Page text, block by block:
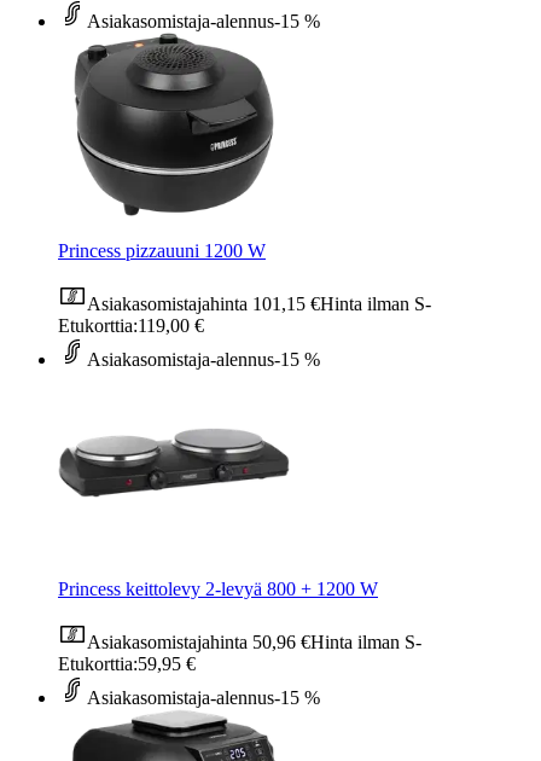
Asiakasomistaja-alennus-15 %
Princess pizzauuni 1200 W
Asiakasomistajahinta 101,15 €Hinta ilman S-
Etukorttia:119,00 €
Asiakasomistaja-alennus-15 %
Princess keittolevy 2-levyä 800 + 1200 W
Asiakasomistajahinta 50,96 €Hinta ilman S-
Etukorttia:59,95 €
Asiakasomistaja-alennus-15 %